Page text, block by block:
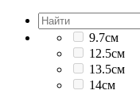
9.7см
12.5см
13.5см
14см